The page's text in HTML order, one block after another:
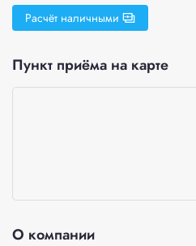
Расчёт наличными
Пункт приёма на карте
О компании